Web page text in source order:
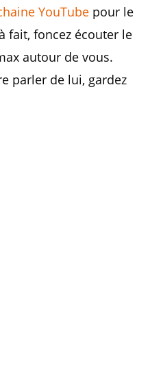
YouTube pour le
fait, foncez écouter le
autour de vous.
parler de lui, gardez